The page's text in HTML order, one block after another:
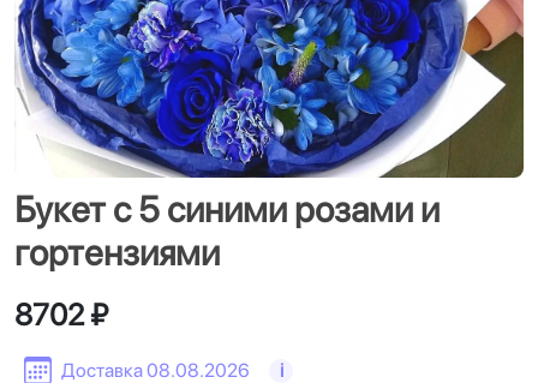
Букет с 5 синими розами и
гортензиями
Доставка 08.08.2026 i
8702 ₽